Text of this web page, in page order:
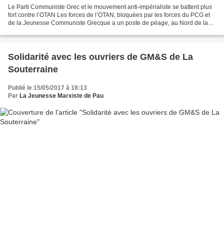
Le Parti Communiste Grec et le mouvement anti-impérialiste se battent plus
fort contre l’OTAN Les forces de l’OTAN, bloquées par les forces du PCG et
de la Jeunesse Communiste Grecque a un poste de péage, au Nord de la
Solidarité avec les ouvriers de GM&S de La
Souterraine
Publié le 15/05/2017 à 18:13
Par La Jeunesse Marxiste de Pau